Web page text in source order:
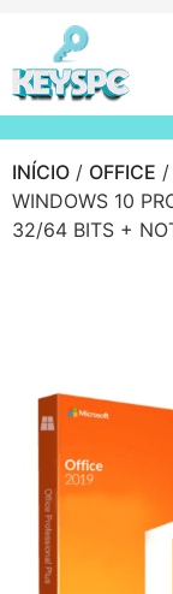
INÍCIO / OFFICE /
WINDOWS 10
32/64 BITS +